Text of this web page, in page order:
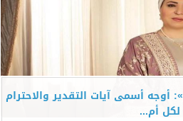
أوجه أسمى آيات التقدير والاحترام
لكل أم...